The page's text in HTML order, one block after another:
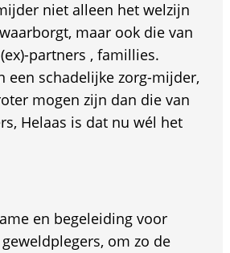
niet alleen het welzijn
maar ook die van
partners , famillies.
een schadelijke zorg-mijder,
mogen zijn dan die van
Helaas is dat nu wél het
en begeleiding voor
om zo de